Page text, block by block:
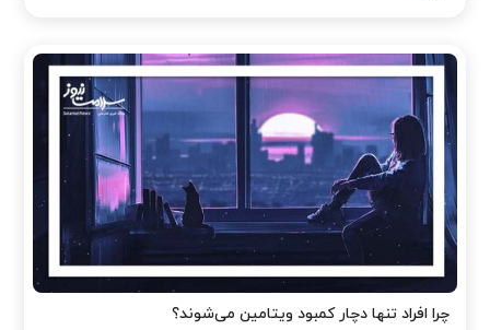
چرا افراد تنها دچار کمبود ویتامین می‌شوند؟